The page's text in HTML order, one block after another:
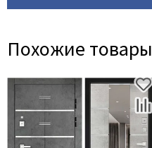
Похожие товары